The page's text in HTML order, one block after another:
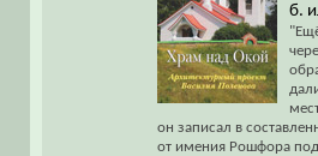
б.
он записал в
от имения Рошфора